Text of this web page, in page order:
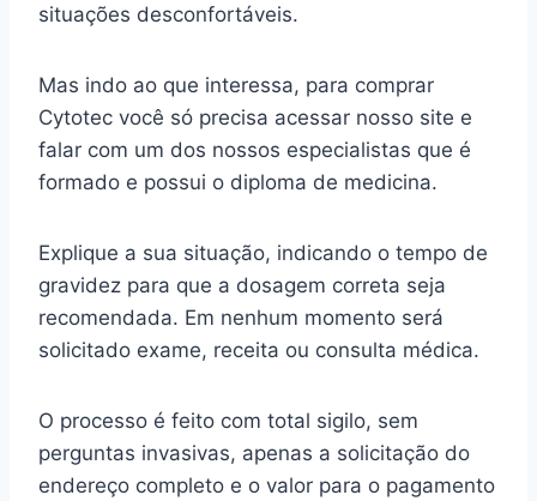
situações desconfortáveis.
Mas indo ao que interessa, para comprar
Cytotec você só precisa acessar nosso site e
falar com um dos nossos especialistas que é
formado e possui o diploma de medicina.
Explique a sua situação, indicando o tempo de
gravidez para que a dosagem correta seja
recomendada. Em nenhum momento será
solicitado exame, receita ou consulta médica.
O processo é feito com total sigilo, sem
perguntas invasivas, apenas a solicitação do
endereço completo e o valor para o pagamento